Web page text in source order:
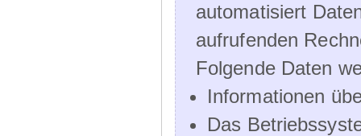
automatisiert
aufrufenden
Folgende Daten
Informationen
Das